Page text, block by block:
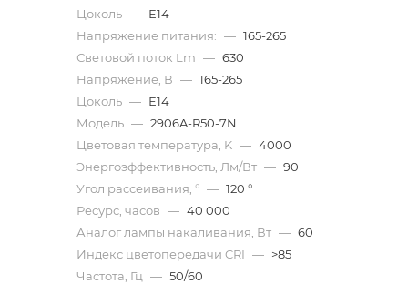
Цоколь — Е14
Напряжение питания: — 165-265
Световой поток Lm — 630
Напряжение, В — 165-265
Цоколь — Е14
Модель — 2906A-R50-7N
Цветовая температура, K — 4000
Энергоэффективность, Лм/Вт — 90
Угол рассеивания, ° — 120 °
Ресурс, часов — 40 000
Аналог лампы накаливания, Вт — 60
Индекс цветопередачи CRI — >85
Частота, Гц — 50/60